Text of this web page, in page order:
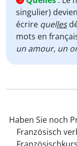
singulier)
écrire quelles
mots en
un amour, un
Haben Sie noch
Französisch